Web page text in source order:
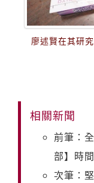
廖述賢在其研
相關新聞
前筆：
部】時
次筆：